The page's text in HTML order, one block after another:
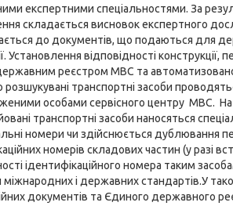
експертними спеціальностями. За
складається висновок експертного
до документів, що подаються для
Установлення відповідності конструкції,
реєстром МВС та
розшукувані транспортні засоби
особами сервісного центру МВС. На
транспортні засоби наносяться
номери чи здійснюється дублювання
номерів складових частин (у разі
ідентифікаційного номера таким
і державних стандартів.У
документів та Єдиного державного